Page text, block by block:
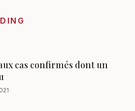
cas confirmés dont un